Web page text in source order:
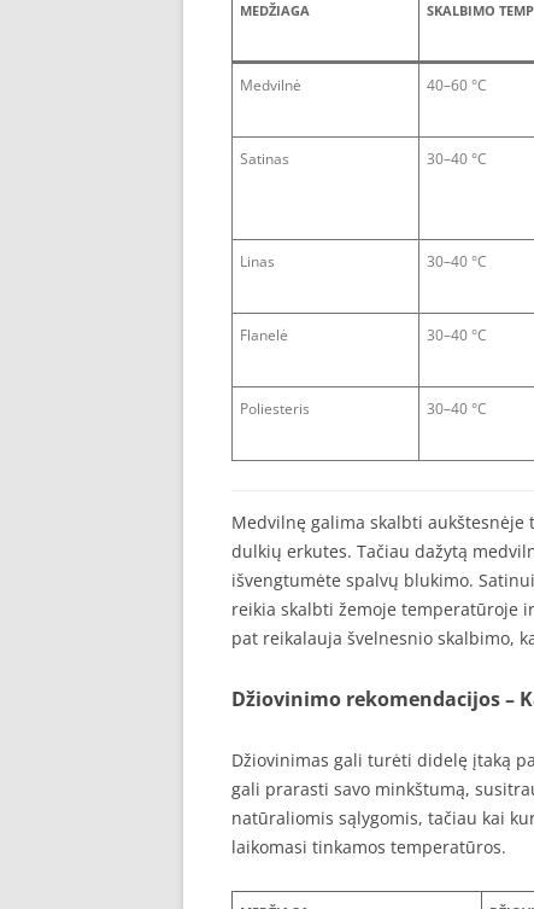
MEDŽIAGA SKALBIMO
Medvilnė 40–60 °C
Satinas 30–40 °C
Linas 30–40 °C
Flanelė 30–40 °C
Poliesteris 30–40 °C
Medvilnę galima skalbti
dulkių erkutes. Tačiau dažytą
išvengtumėte spalvų blukimo.
reikia skalbti žemoje temperatūroje
pat reikalauja švelnesnio skalbimo,
Džiovinimo rekomendacijos –
Džiovinimas gali turėti didelę įtaką
gali prarasti savo minkštumą,
natūraliomis sąlygomis, tačiau kai
laikomasi tinkamos temperatūros.